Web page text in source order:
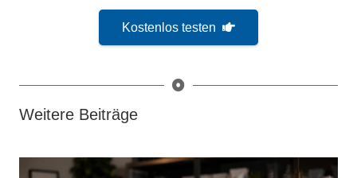
Kostenlos testen
Weitere Beiträge